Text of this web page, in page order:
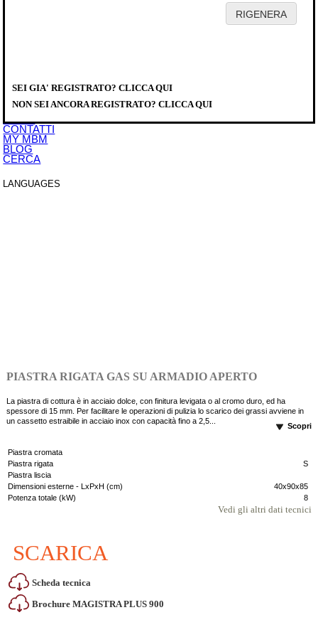
SERVICE
DOWNLOAD
EVENTI
NEWS
CONTATTI
MY MBM
BLOG
CERCA
LANGUAGES
SEI GIA' REGISTRATO? CLICCA QUI
NON SEI ANCORA REGISTRATO? CLICCA QUI
PRODOTTI >COTTURA MODULARE >MAGISTRA PLUS 900
MFTG94AR
PIASTRA RIGATA GAS SU ARMADIO APERTO
La piastra di cottura è in acciaio dolce, con finitura levigata o al cromo duro, ed ha
spessore di 15 mm. Per facilitare le operazioni di pulizia lo scarico dei grassi avviene in
un cassetto estraibile in acciaio inox con capacità fino a 2,5...
Scopri
Piastra cromata
Piastra rigata
S
Piastra liscia
Dimensioni esterne - LxPxH (cm)
40x90x85
Potenza totale (kW)
8
Vedi gli altri dati tecnici
SCARICA
Scheda tecnica
Brochure MAGISTRA PLUS 900